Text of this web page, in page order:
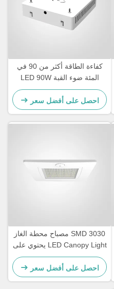
كفاءة الطاقة أكثر من 90 في
المئة ضوء القبة LED 90W
واطة غطاء الألومنيوم الصب
الصمامي مصممة للإضاءة
التجارية في الهواء الطلق
احصل على أفضل سعر
SMD 3030 مصباح محطة الغاز
LED Canopy Light يحتوي على
غطاء الألومنيوم القوي للصب
الطاقة طويلة الأمد الإضاءة
الخارجية
احصل على أفضل سعر